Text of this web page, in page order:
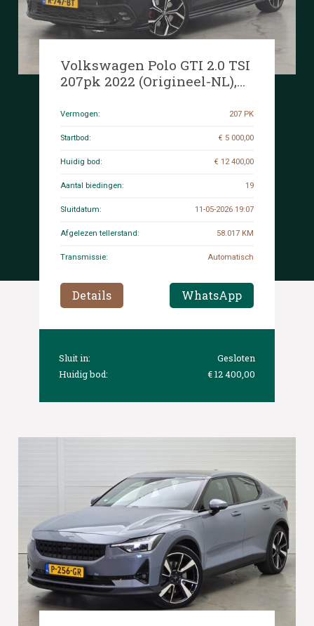
Volkswagen Polo GTI 2.0 TSI
207pk 2022 (Origineel-NL),
Vermogen: 207 PK
Startbod: € 5 000,00
Huidig bod: € 12 400,00
Aantal biedingen: 19
Sluitdatum: 11-05-2026 19:07
Afgelezen tellerstand: 58.017 KM
Transmissie: Automatisch
Details WhatsApp
Sluit in:
Gesloten
Huidig bod:
€ 12 400,00